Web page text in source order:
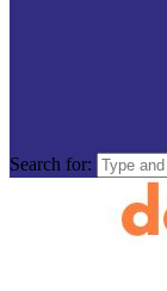
Search for: